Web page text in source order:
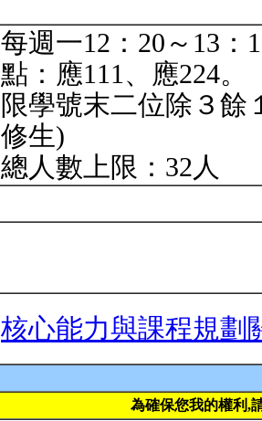
每週一12：20～13
點：應111、應224。
限學號末二位除３餘
修生)
總人數上限：32人
核心能力與課程規劃
為確保您我的權利,